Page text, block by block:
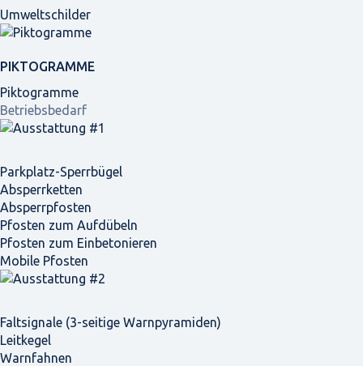
Umweltschilder
PIKTOGRAMME
Piktogramme
Betriebsbedarf
Parkplatz-Sperrbügel
Absperrketten
Absperrpfosten
Pfosten zum Aufdübeln
Pfosten zum Einbetonieren
Mobile Pfosten
Faltsignale (3-seitige Warnpyramiden)
Leitkegel
Warnfahnen